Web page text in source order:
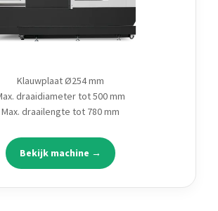
Klauwplaat Ø254 mm
draaidiameter tot 500 mm
Max. draailengte tot 780 mm
Bekijk machine →